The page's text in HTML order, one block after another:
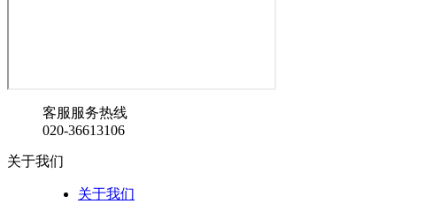
客服服务热线
020-36613106
关于我们
关于我们